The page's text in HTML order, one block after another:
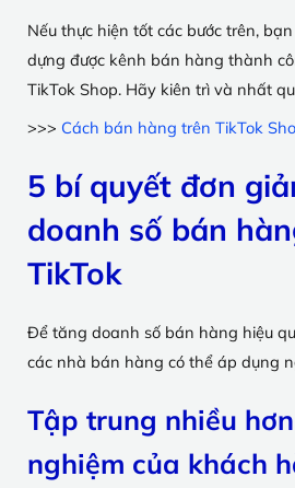
Nếu thực hiện tốt các bước trên,
dựng được kênh bán hàng thành
TikTok Shop. Hãy kiên trì và nhất
>>> Cách bán hàng trên TikTok
5 bí quyết đơn
doanh số bán
TikTok
Để tăng doanh số bán hàng hiệu
các nhà bán hàng có thể áp dụng
Tập trung nhiều
nghiệm của khách